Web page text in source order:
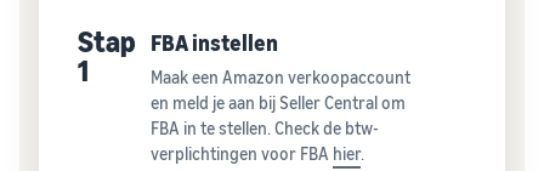
Stap
1
FBA instellen
Maak een Amazon verkoopaccount
en meld je aan bij Seller Central om
FBA in te stellen. Check de btw-
verplichtingen voor FBA hier.